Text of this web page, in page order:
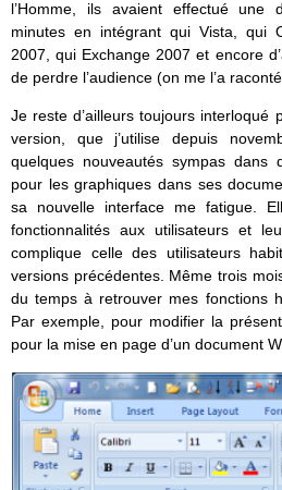
l’Homme, ils avaient effectué une
minutes en intégrant qui Vista, qui
2007, qui Exchange 2007 et encore
de perdre l’audience (on me l’a
Je reste d’ailleurs toujours interloqué
version, que j’utilise depuis
quelques nouveautés sympas dans
pour les graphiques dans ses
sa nouvelle interface me fatigue.
fonctionnalités aux utilisateurs et
complique celle des utilisateurs
versions précédentes. Même trois
du temps à retrouver mes fonctions
Par exemple, pour modifier la
pour la mise en page d’un document